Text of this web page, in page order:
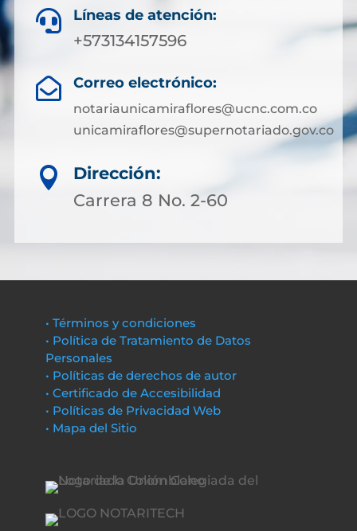
 Líneas de atención:
+573134157596
 Correo electrónico:
notariaunicamiraflores@ucnc.com.co
unicamiraflores@supernotariado.gov.co

Dirección:
Carrera 8 No. 2-60
• Términos y condiciones
• Política de Tratamiento de Datos
Personales
• Políticas de derechos de autor
• Certificado de Accesibilidad
• Políticas de Privacidad Web
• Mapa del Sitio